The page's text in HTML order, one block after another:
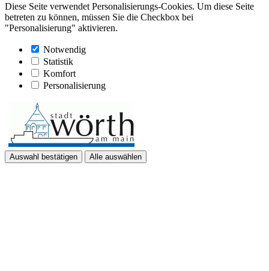
Diese Seite verwendet Personalisierungs-Cookies. Um diese Seite
betreten zu können, müssen Sie die Checkbox bei
"Personalisierung" aktivieren.
Notwendig
Statistik
Komfort
Personalisierung
Auswahl bestätigen Alle auswählen